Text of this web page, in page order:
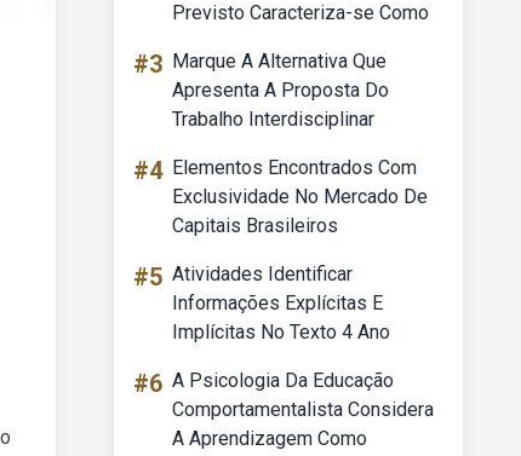
Previsto Caracteriza-se Como
#3 Marque A Alternativa Que
Apresenta A Proposta Do
Trabalho Interdisciplinar
#4 Elementos Encontrados Com
Exclusividade No Mercado De
Capitais Brasileiros
#5 Atividades Identificar
Informações Explícitas E
Implícitas No Texto 4 Ano
#6 A Psicologia Da Educação
Comportamentalista Considera
A Aprendizagem Como